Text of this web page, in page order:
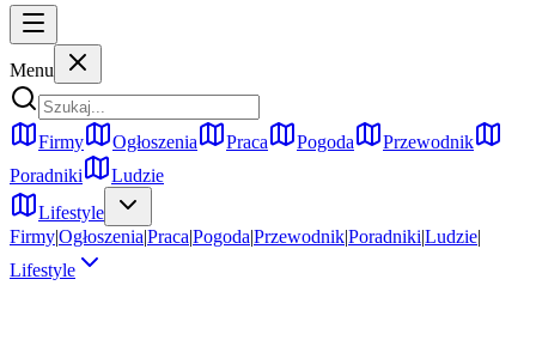
Menu
Firmy Ogłoszenia Praca Pogoda
Przewodnik
Poradniki
Ludzie
Lifestyle
Firmy|Ogłoszenia|Praca|Pogoda|Przewodnik|Poradniki|Ludzie|
Lifestyle